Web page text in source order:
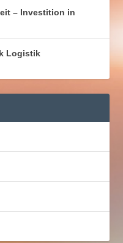
– Investition in
Logistik